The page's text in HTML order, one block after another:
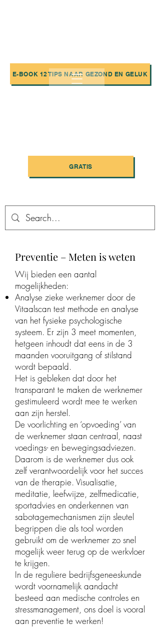
E-BOOK 12 TIPS NAAR GEZOND EN GELUK
GRATIS
Preventie – Meten is weten
Wij bieden een aantal
mogelijkheden:
Analyse zieke werknemer door de
Vitaalscan test methode en analyse
van het fysieke psychologische
systeem. Er zijn 3 meet momenten,
hetgeen inhoudt dat eens in de 3
maanden vooruitgang of stilstand
wordt bepaald.
Het is gebleken dat door het
transparant te maken de werknemer
gestimuleerd wordt mee te werken
aan zijn herstel.
De voorlichting en ‘opvoeding’ van
de werknemer staan centraal, naast
voedings- en bewegingsadviezen.
Daarom is de werknemer dus ook
zelf verantwoordelijk voor het succes
van de therapie. Visualisatie,
meditatie, leefwijze, zelfmedicatie,
sportadvies en onderkennen van
sabotagemechanismen zijn sleutel
begrippen die als tool worden
gebruikt om de werknemer zo snel
mogelijk weer terug op de werkvloer
te krijgen.
In de reguliere bedrijfsgeneeskunde
wordt voornamelijk aandacht
besteed aan medische controles en
stressmanagement, ons doel is vooral
aan preventie te werken!